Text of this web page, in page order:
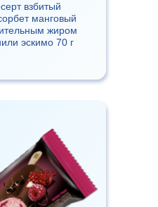
взбитый
манговый
жиром
эскимо 70 г